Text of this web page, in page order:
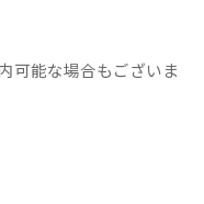
可能な場合もございま